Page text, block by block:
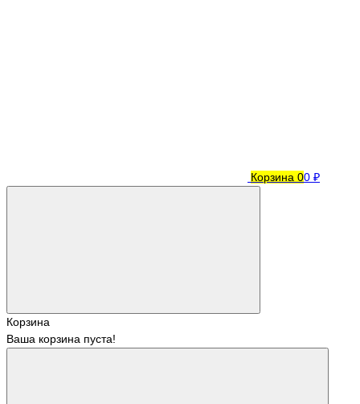
Корзина 00 ₽
Корзина
Ваша корзина пуста!